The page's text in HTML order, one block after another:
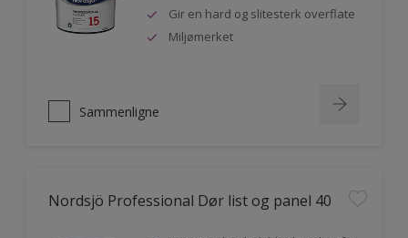
Gir en hard og slitesterk overflate
Miljømerket
Sammenligne
Nordsjö Professional Dør list og panel 40